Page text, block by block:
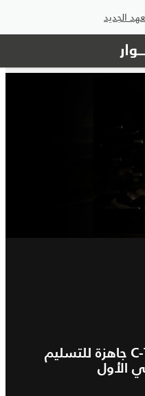
الجديد
أول سيارة من طراز C-TYPE جاهزة للتسليم
الأول